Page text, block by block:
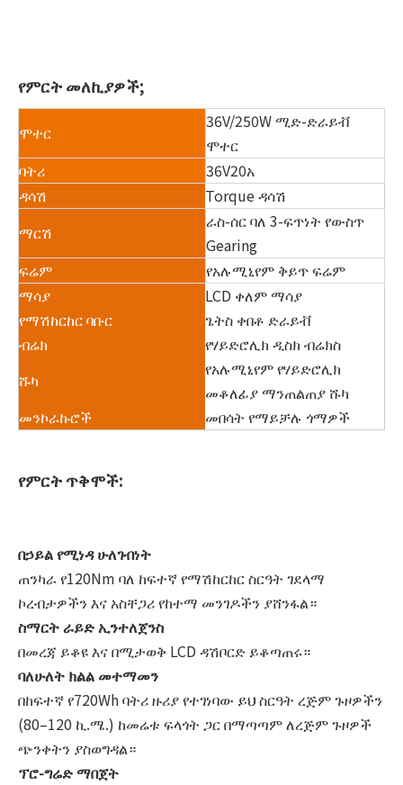
የምርት መለኪያዎች;
ሞተር
36V/250W ሚድ-ድራይቭ
ሞተር
ባትሪ
36V20አ
ዳሳሽ
Torque ዳሳሽ
ማርሽ
ራስ-ሰር ባለ 3-ፍጥነት የውስጥ
Gearing
ፍሬም
የአሉሚኒየም ቅይጥ ፍሬም
ማሳያ
LCD ቀለም ማሳያ
የማሽከርከር ባቡር
ጌትስ ቀበቶ ድራይቭ
ብሬክ
የሃይድሮሊክ ዲስክ ብሬክስ
ሹካ
የአሉሚኒየም የሃይድሮሊክ
መቆለፊያ ማንጠልጠያ ሹካ
መንኮራኩሮች
መበሳት የማይቻሉ ጎማዎች
የምርት ጥቅሞች:
በኃይል የሚነዳ ሁለገብነት
ጠንካራ የ120Nm ባለ ከፍተኛ የማሽከርከር ስርዓት ገደላማ
ኮረብታዎችን እና አስቸጋሪ የከተማ መንገዶችን ያሸንፋል።
ስማርት ራይድ ኢንተለጀንስ
በመረጃ ይቆዩ እና በሚታወቅ LCD ዳሽቦርድ ይቆጣጠሩ።
ባለሁለት ክልል መተማመን
በከፍተኛ የ720Wh ባትሪ ዙሪያ የተገነባው ይህ ስርዓት ረጅም ጉዞዎችን
(80–120 ኪ.ሜ.) ከመሬቱ ፍላጎት ጋር በማጣጣም ለረጅም ጉዞዎች
ጭንቀትን ያስወግዳል።
ፕሮ-ግሬድ ማበጀት